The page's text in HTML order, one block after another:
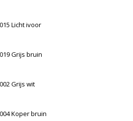
Licht ivoor
Grijs bruin
Grijs wit
Koper bruin